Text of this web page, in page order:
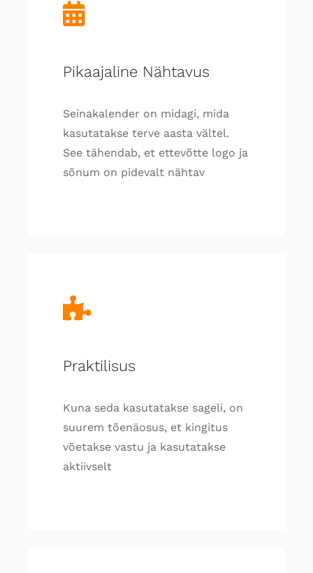
Pikaajaline Nähtavus
Seinakalender on midagi, mida
kasutatakse terve aasta vältel.
See tähendab, et ettevõtte logo ja
sõnum on pidevalt nähtav
Praktilisus
Kuna seda kasutatakse sageli, on
suurem tõenäosus, et kingitus
võetakse vastu ja kasutatakse
aktiivselt